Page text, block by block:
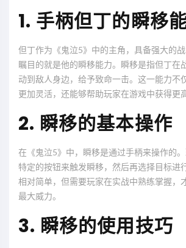
1. 手柄但丁的瞬移
但丁作为《鬼泣5》中的主角，具备强大的
瞩目的就是他的瞬移能力。瞬移是指但丁在
动到敌人身边，给予致命一击。这一能力不
更加灵活，还能够帮助玩家在游戏中获得更
2. 瞬移的基本操作
在《鬼泣5》中，瞬移是通过手柄来操作的
特定的按钮来触发瞬移，然后再选择目标进
相对简单，但需要玩家在实战中熟练掌握，
最大威力。
3. 瞬移的使用技巧